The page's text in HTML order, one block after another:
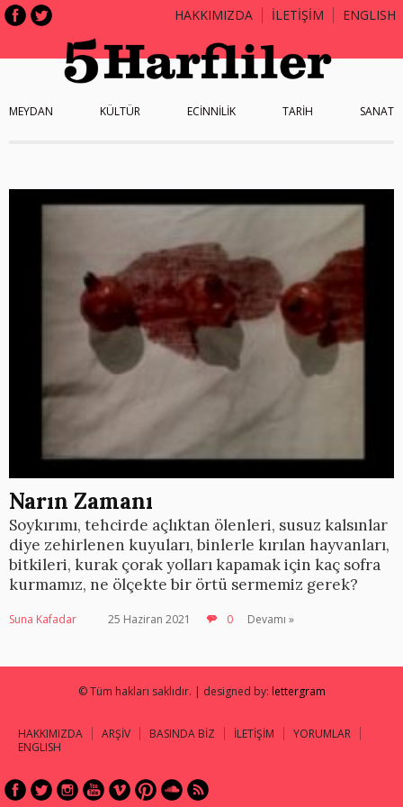
HAKKIMIZDA İLETİŞİM ENGLISH
MEYDAN KÜLTÜR ECİNNİLİK TARİH SANAT
Narın Zamanı
Soykırımı, tehcirde açlıktan ölenleri, susuz kalsınlar
diye zehirlenen kuyuları, binlerle kırılan hayvanları,
bitkileri, kurak çorak yolları kapamak için kaç sofra
kurmamız, ne ölçekte bir örtü sermemiz gerek?
Suna Kafadar 25 Haziran 2021 0 Devamı »
© Tüm hakları saklıdır. | designed by: lettergram
HAKKIMIZDA ARŞİV BASINDA BİZ İLETİŞİM
YORUMLAR
ENGLISH